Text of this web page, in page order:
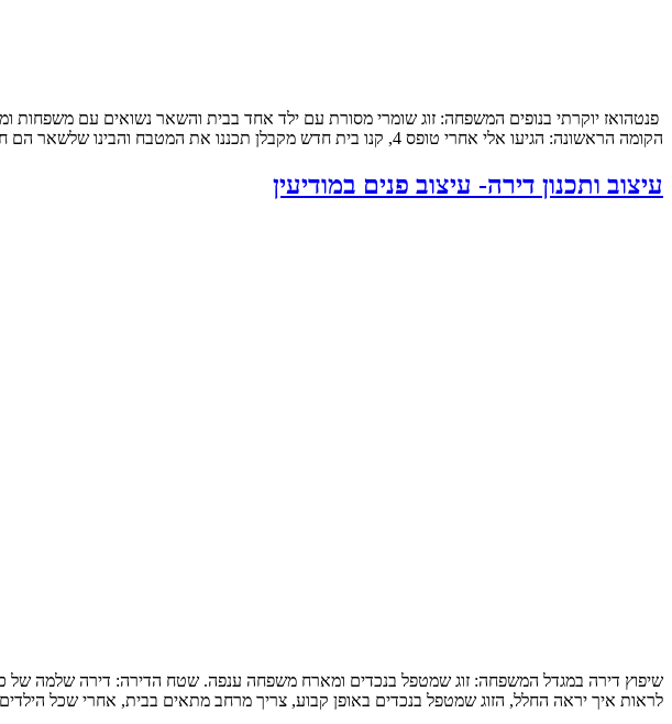
הקומה הראשונה: הגיעו אלי אחרי טופס 4, קנו בית חדש מקבלן תכננו את המטבח והבינו שלשאר הם חייבים תכנון מקצועי, תכנון […]
עיצוב ותכנון דירה- עיצוב פנים במודיעין
לראות איך יראה החלל, הזוג שמטפל בנכדים באופן קבוע, צריך מרחב מתאים בבית, אחרי שכל